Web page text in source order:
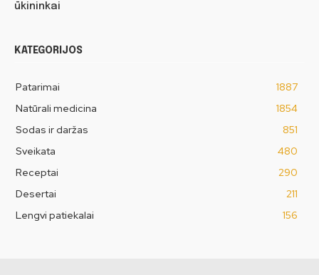
ūkininkai
KATEGORIJOS
Patarimai
1887
Natūrali medicina
1854
Sodas ir daržas
851
Sveikata
480
Receptai
290
Desertai
211
Lengvi patiekalai
156